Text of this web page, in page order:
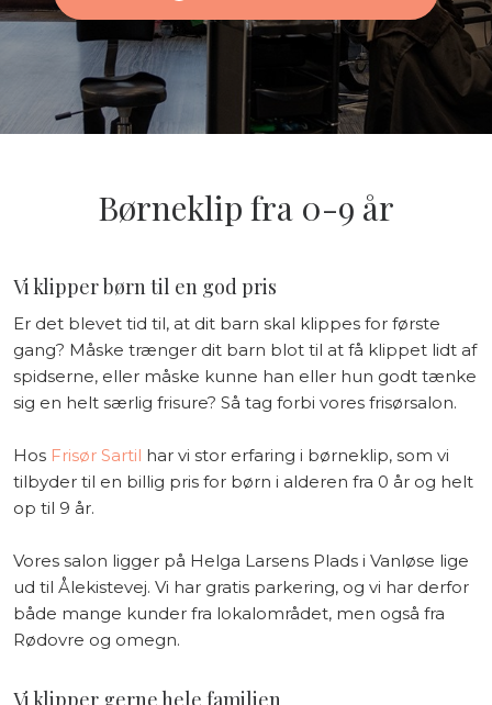
Børneklip fra 0-9 år
Vi klipper børn til en god pris
Er det blevet tid til, at dit barn skal klippes for første
gang? Måske trænger dit barn blot til at få klippet lidt af
spidserne, eller måske kunne han eller hun godt tænke
sig en helt særlig frisure? Så tag forbi vores frisørsalon.
Hos Frisør Sartil har vi stor erfaring i børneklip, som vi
tilbyder til en billig pris for børn i alderen fra 0 år og helt
op til 9 år.
Vores salon ligger på Helga Larsens Plads i Vanløse lige
ud til Ålekistevej. Vi har gratis parkering, og vi har derfor
både mange kunder fra lokalområdet, men også fra
Rødovre og omegn.
Vi klipper gerne hele familien